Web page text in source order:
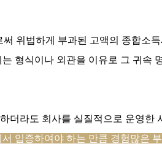
써 위법하게 부과된 고액의 종합소
는 형식이나 외관을 이유로 그 귀속
더라도 회사를 실질적으로 운영
입증하여야 하는 만큼 경험많은